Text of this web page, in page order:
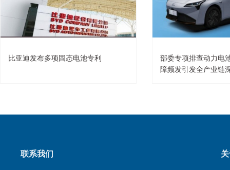
比亚迪发布多项固态电池专利
部委专项排查动力电
障频发引发全产业链
联系我们